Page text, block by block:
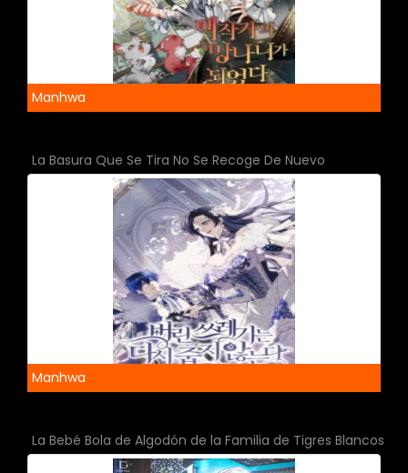
Manhwa
La Basura Que Se Tira No Se Recoge De Nuevo
Manhwa
La Bebé Bola de Algodón de la Familia de Tigres Blancos